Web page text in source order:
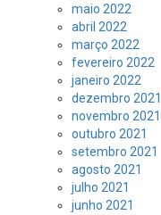
maio 2022
abril 2022
março 2022
fevereiro 2022
janeiro 2022
dezembro 2021
novembro 2021
outubro 2021
setembro 2021
agosto 2021
julho 2021
junho 2021